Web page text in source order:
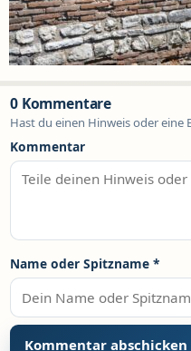
0 Kommentare
Hast du einen Hinweis oder eine
Kommentar
Name oder Spitzname *